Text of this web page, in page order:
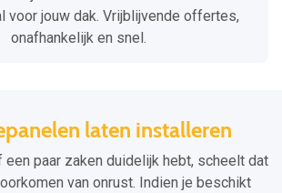
voor jouw dak. Vrijblijvende offertes,
onafhankelijk en snel.
laten installeren
een paar zaken duidelijk hebt, scheelt dat
van onrust. Indien je beschikt